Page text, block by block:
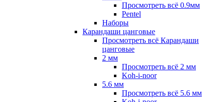
Просмотреть всё 0.9мм
Pentel
Наборы
Карандаши цанговые
Просмотреть всё Карандаши
цанговые
2 мм
Просмотреть всё 2 мм
Koh-i-noor
5.6 мм
Просмотреть всё 5.6 мм